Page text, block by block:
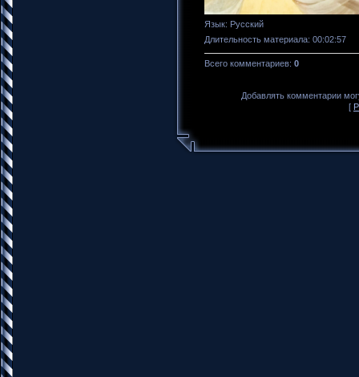
Язык: Русский
Длительность материала: 00:02:57
Всего комментариев: 0
Добавлять комментарии
[